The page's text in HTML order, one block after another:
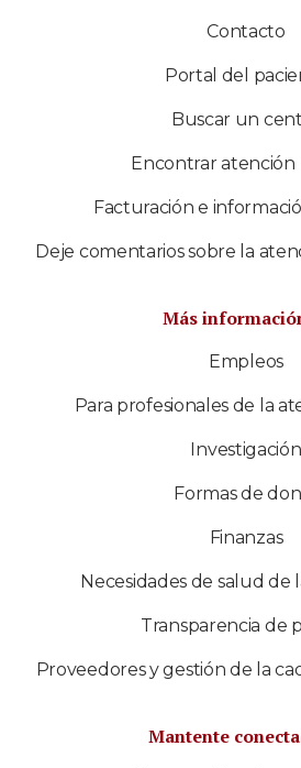
Contacto
Portal del
Buscar un
Encontrar atención
Facturación e
Deje comentarios sobre la
Más
Empleos
Para profesionales de la
Investigación
Formas de
Finanzas
Necesidades de salud de
Transparencia de
Proveedores y gestión de la
Mantente